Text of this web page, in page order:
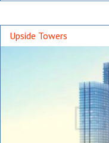
Upside Towers